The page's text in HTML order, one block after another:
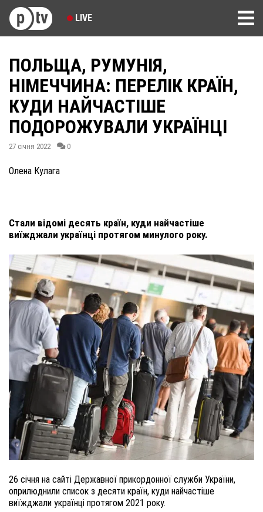
LIVE
ПОЛЬЩА, РУМУНІЯ,
НІМЕЧЧИНА: ПЕРЕЛІК КРАЇН,
КУДИ НАЙЧАСТІШЕ
ПОДОРОЖУВАЛИ УКРАЇНЦІ
27 січня 2022 0
Олена Кулага
Стали відомі десять країн, куди найчастіше
виїжджали українці протягом минулого року.
26 січня на сайті Державної прикордонної служби України,
оприлюднили список з десяти країн, куди найчастіше
виїжджали українці протягом 2021 року.